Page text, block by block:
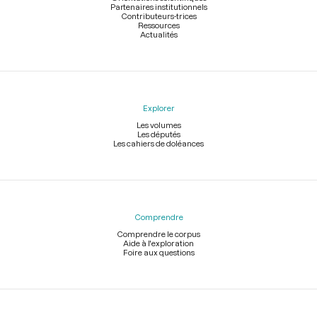
Partenaires institutionnels
Contributeurs-trices
Ressources
Actualités
Explorer
Les volumes
Les députés
Les cahiers de doléances
Comprendre
Comprendre le corpus
Aide à l'exploration
Foire aux questions